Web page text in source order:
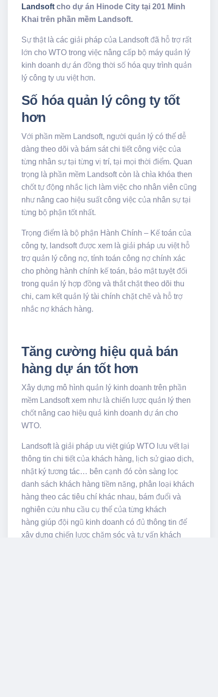
Landsoft cho dự án Hinode City tại 201 Minh
Khai trên phần mềm Landsoft.
Sự thật là các giải pháp của Landsoft đã hỗ trợ rất
lớn cho WTO trong việc nâng cấp bộ máy quản lý
kinh doanh dự án đồng thời số hóa quy trình quản
lý công ty ưu việt hơn.
Số hóa quản lý công ty tốt
hơn
Với phần mềm Landsoft, người quản lý có thể dễ
dàng theo dõi và bám sát chi tiết công việc của
từng nhân sự tại từng vị trí, tại mọi thời điểm. Quan
trọng là phần mềm Landsoft còn là chìa khóa then
chốt tự động nhắc lịch làm việc cho nhân viên cũng
như nâng cao hiệu suất công việc của nhân sự tại
từng bộ phận tốt nhất.
Trọng điểm là bộ phận Hành Chính – Kế toán của
công ty, landsoft được xem là giải pháp ưu việt hỗ
trợ quản lý công nợ, tính toán công nợ chính xác
cho phòng hành chính kế toán, bảo mật tuyệt đối
trong quản lý hợp đồng và thắt chặt theo dõi thu
chi, cam kết quản lý tài chính chặt chẽ và hỗ trợ
nhắc nợ khách hàng.
Tăng cường hiệu quả bán
hàng dự án tốt hơn
Xây dựng mô hình quản lý kinh doanh trên phần
mềm Landsoft xem như là chiến lược quản lý then
chốt nâng cao hiệu quả kinh doanh dự án cho
WTO.
Landsoft là giải pháp ưu việt giúp WTO lưu vết lại
thông tin chi tiết của khách hàng, lịch sử giao dịch,
nhật ký tương tác… bên cạnh đó còn sàng lọc
danh sách khách hàng tiềm năng, phân loại khách
hàng theo các tiêu chí khác nhau, bám đuổi và
nghiên cứu nhu cầu cụ thể của từng khách
hàng giúp đội ngũ kinh doanh có đủ thông tin để
xây dựng chiến lược chăm sóc và tư vấn khách